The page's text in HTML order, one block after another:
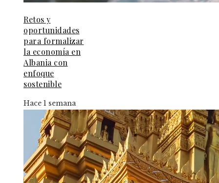
Retos y
oportunidades
para formalizar
la economía en
Albania con
enfoque
sostenible
Hace 1 semana